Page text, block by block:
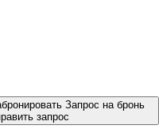
Запрос на бронь
запрос